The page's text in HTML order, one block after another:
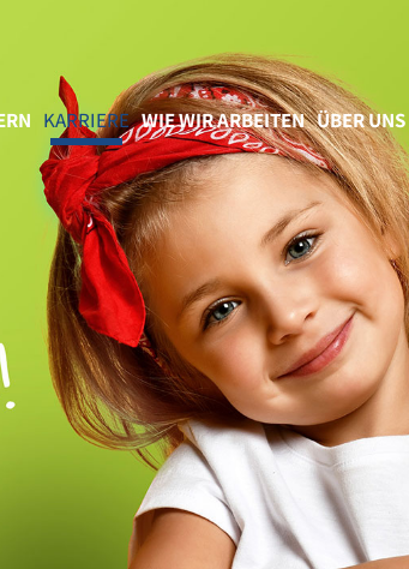
KARRIERE WIE WIR ARBEITEN ÜBER UNS